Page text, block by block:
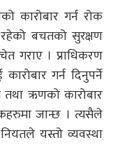
कारोबार गर्न रोक
बचतको सुरक्षण
गराए । प्राधिकरण
गर्न दिनुपर्ने
ऋणको कारोबार
जान्छ । त्यसैले
यस्तो व्यवस्था